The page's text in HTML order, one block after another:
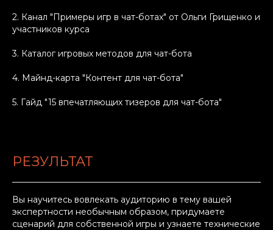
2. Канал "Примеры игр в чат-ботах" от Ольги Грищенко и
участников курса
3. Каталог игровых методов для чат-бота
4. Майнд-карта "Контент для чат-бота"
5. Гайд "15 впечатляющих тизеров для чат-бота"
РЕЗУЛЬТАТ
Вы научитесь вовлекать аудиторию в тему вашей
экспертности необычным образом, придумаете
сценарий для собственной игры и узнаете технические